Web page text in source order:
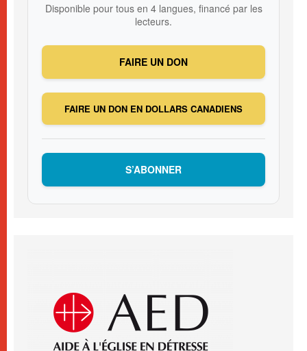
Disponible pour tous en 4 langues, financé par les
lecteurs.
FAIRE UN DON
FAIRE UN DON EN DOLLARS CANADIENS
S’ABONNER